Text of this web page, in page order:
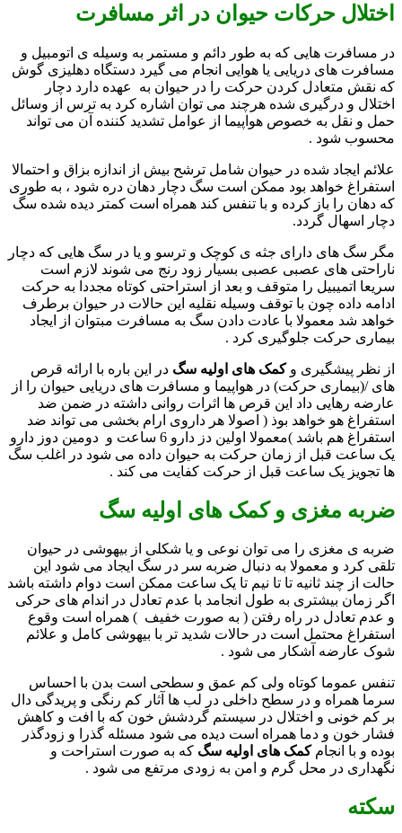
اختلال حرکات حیوان در اثر مسافرت
در مسافرت هایی که به طور دائم و مستمر به وسیله ی اتومبیل و
مسافرت های دریایی یا هوایی انجام می گیرد دستگاه دهلیزی گوش
که نقش متعادل کردن حرکت را در حیوان به عهده دارد دچار
اختلال و درگیری شده هرچند می توان اشاره کرد به ترس از وسائل
حمل و نقل به خصوص هواپیما از عوامل تشدید کننده آن می تواند
محسوب شود .
علائم ایجاد شده در حیوان شامل ترشح بیش از اندازه بزاق و احتمالا
استفراغ خواهد بود ممکن است سگ دچار دهان دره شود ، به طوری
که دهان را باز کرده و با تنفس کند همراه است کمتر دیده شده سگ
دچار اسهال گردد.
مگر سگ های دارای جثه ی کوچک و ترسو و یا در سگ هایی که دچار
ناراحتی های عصبی عصبی بسیار زود رنج می شوند لازم است
سریعا اتمیبیل را متوقف و بعد از استراحتی کوتاه مجددا به حرکت
ادامه داده چون با توقف وسیله نقلیه این حالات در حیوان برطرف
خواهد شد معمولا با عادت دادن سگ به مسافرت مبتوان از ایجاد
بیماری حرکت جلوگیری کرد .
از نظر پیشگیری وکمک های اولیه سگ در این باره با ارائه قرص
های /(بیماری حرکت) در هواپیما و مسافرت های دریایی حیوان را از
عارضه رهایی داد این قرص ها اثرات روانی داشته در ضمن ضد
استفراغ هو خواهد بوذ ( اصولا هر داروی ارام بخشی می تواند ضد
استفراغ هم باشد )معمولا اولین دز دارو 6 ساعت و دومین دوز دارو
یک ساعت قبل از زمان حرکت به حیوان داده می شود در اغلب سگ
ها تجویز یک ساعت قبل از حرکت کفایت می کند .
ضربه مغزی و کمک های اولیه سگ
ضربه ی مغزی را می توان نوعی و یا شکلی از بیهوشی در حیوان
تلقی کرد و معمولا به دنبال ضربه سر در سگ ایجاد می شود این
حالت از چند ثانیه تا تا نیم تا یک ساعت ممکن است دوام داشته باشد
اگر زمان بیشتری به طول انجامد با عدم تعادل در اندام های حرکی
و عدم تعادل در راه رفتن ( به صورت خفیف ) همراه است وقوع
استفراغ محتمل است در حالات شدید تر با بیهوشی کامل و علائم
شوک عارضه آشکار می شود .
تنفس عموما کوتاه ولی کم عمق و سطحی است بدن با احساس
سرما همراه و در سطح داخلی در لب ها آثار کم رنگی و پریدگی دال
بر کم خونی و اختلال در سیستم گردشش خون که با افت و کاهش
فشار خون و دما همراه است دیده می شود مسئله گذرا و زودگذر
بوده و با انجامکمک های اولیه سگ که به صورت استراحت و
نگهداری در محل گرم و امن به زودی مرتفع می شود .
سکته